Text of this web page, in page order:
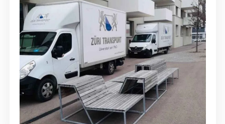
Umzugsreinigung - mit
Abgabegarantie